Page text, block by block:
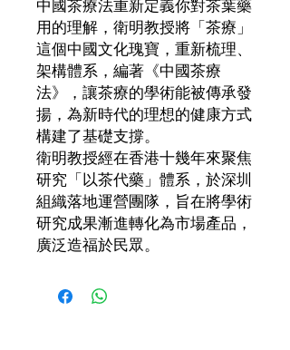
中國茶療法重新定義你對茶葉藥
用的理解，衛明教授將「茶療」
這個中國文化瑰寶，重新梳理、
架構體系，編著《中國茶療
法》，讓茶療的學術能被傳承發
揚，為新時代的理想的健康方式
構建了基礎支撐。
衛明教授經在香港十幾年來聚焦
研究「以茶代藥」體系，於深圳
組織落地運營團隊，旨在將學術
研究成果漸進轉化為市場產品，
廣泛造福於民眾。